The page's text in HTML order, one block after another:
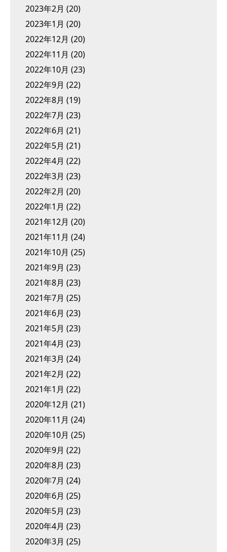
2023年2月 (20)
2023年1月 (20)
2022年12月 (20)
2022年11月 (20)
2022年10月 (23)
2022年9月 (22)
2022年8月 (19)
2022年7月 (23)
2022年6月 (21)
2022年5月 (21)
2022年4月 (22)
2022年3月 (23)
2022年2月 (20)
2022年1月 (22)
2021年12月 (20)
2021年11月 (24)
2021年10月 (25)
2021年9月 (23)
2021年8月 (23)
2021年7月 (25)
2021年6月 (23)
2021年5月 (23)
2021年4月 (23)
2021年3月 (24)
2021年2月 (22)
2021年1月 (22)
2020年12月 (21)
2020年11月 (24)
2020年10月 (25)
2020年9月 (22)
2020年8月 (23)
2020年7月 (24)
2020年6月 (25)
2020年5月 (23)
2020年4月 (23)
2020年3月 (25)